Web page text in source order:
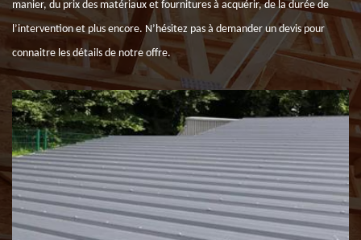
manier, du prix des matériaux et fournitures à acquérir, de la durée de
l’intervention et plus encore. N’hésitez pas à demander un devis pour
connaitre les détails de notre offre.